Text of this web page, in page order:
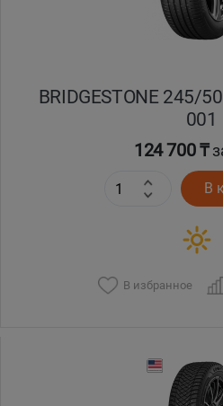
BRIDGESTONE 245/
001
124 700 ₸
В
В избранное